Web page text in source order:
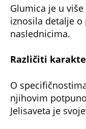
Glumica je u
iznosila detalje
naslednicima.
Različiti
O
njihovim
Jelisaveta je